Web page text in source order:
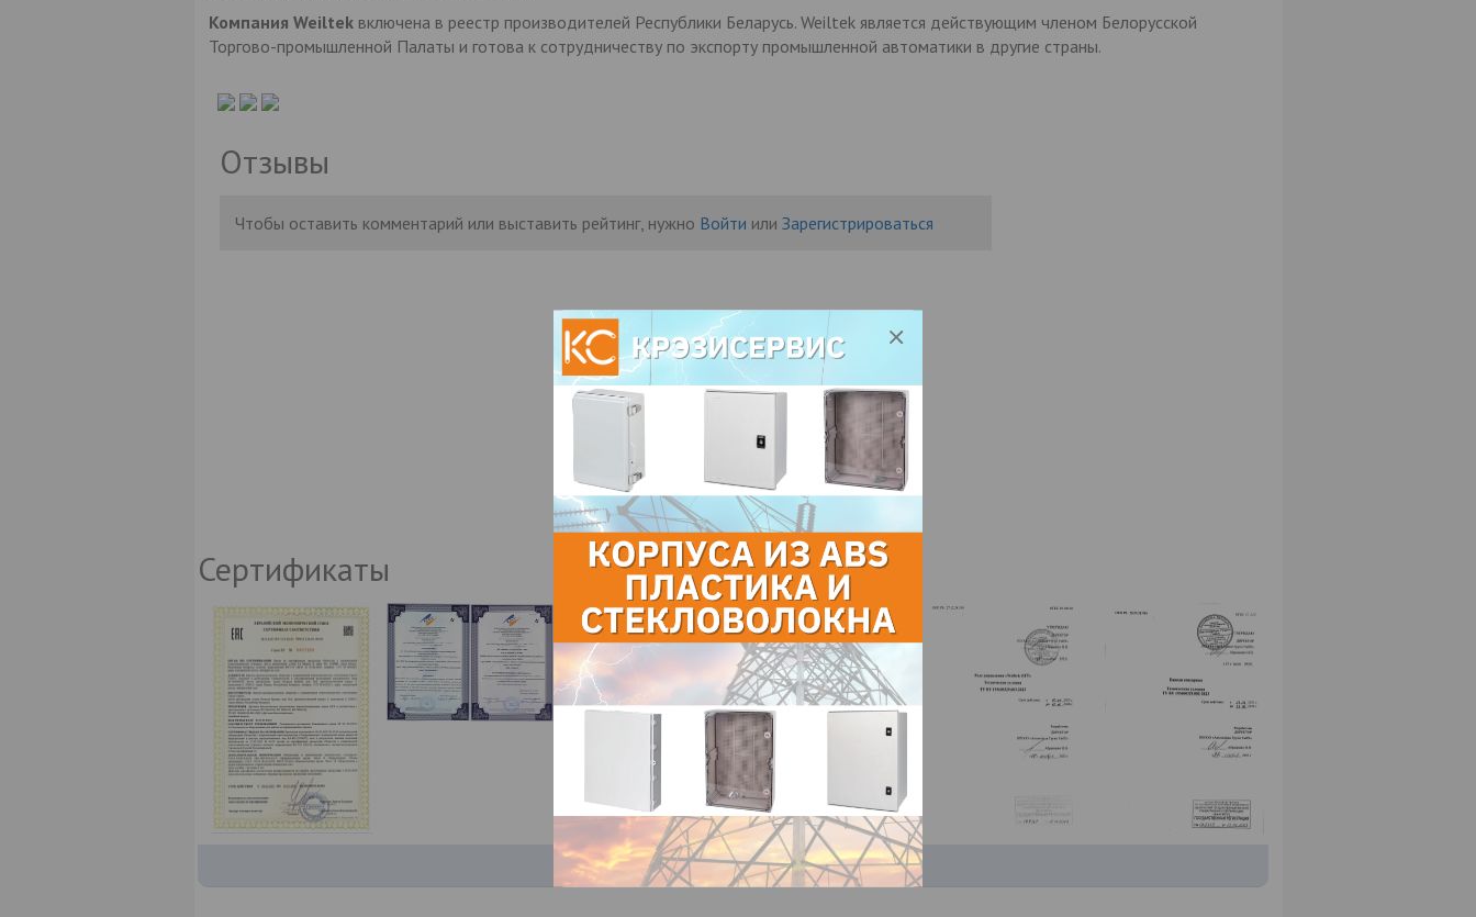
Компания Weiltek включена в реестр производителей Республики Беларусь. Weiltek является действующим членом Белорусской
Торгово-промышленной Палаты и готова к сотрудничеству по экспорту промышленной автоматики в другие страны.
Отзывы
Чтобы оставить комментарий или выставить рейтинг, нужно Войти или Зарегистрироваться
Сертификаты
ПОКАЗАТЬ ЕЩЕ СЕРТИФИКАТЫ